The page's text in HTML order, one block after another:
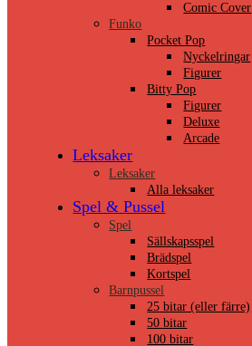
Comic Cover
Funko
Pocket Pop
Nyckelringar
Figurer
Bitty Pop
Figurer
Deluxe
Arcade
Leksaker
Leksaker
Alla leksaker
Spel & Pussel
Spel
Sällskapsspel
Brädspel
Kortspel
Barnpussel
25 bitar (eller färre)
50 bitar
100 bitar